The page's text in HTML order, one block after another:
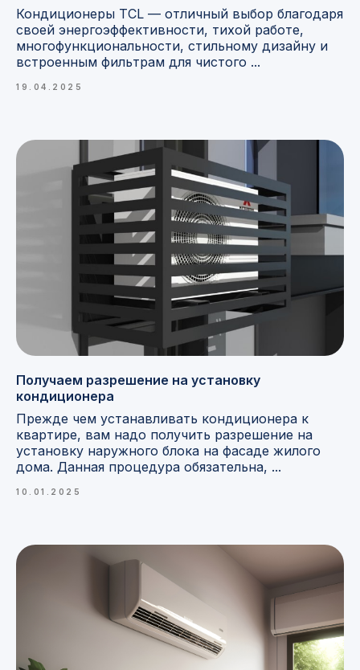
Кондиционеры TCL — отличный выбор благодаря
своей энергоэффективности, тихой работе,
многофункциональности, стильному дизайну и
встроенным фильтрам для чистого ...
19.04.2025
Получаем разрешение на установку
кондиционера
Прежде чем устанавливать кондиционера к
квартире, вам надо получить разрешение на
установку наружного блока на фасаде жилого
дома. Данная процедура обязательна, ...
10.01.2025